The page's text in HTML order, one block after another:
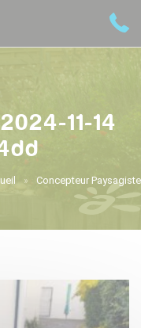
11-14
Concepteur Paysagiste